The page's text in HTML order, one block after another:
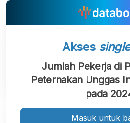
Akses
Jumlah Pekerja di
Peternakan Unggas
pada
Masuk untuk